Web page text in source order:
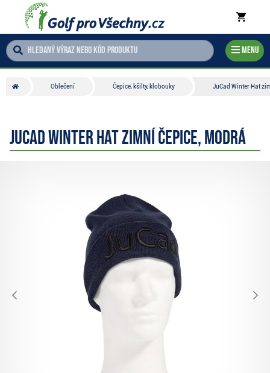
Menu
Oblečení Čepice, kšilty, klobouky JuCad Winter Hat
JuCad Winter Hat zimní čepice, modrá